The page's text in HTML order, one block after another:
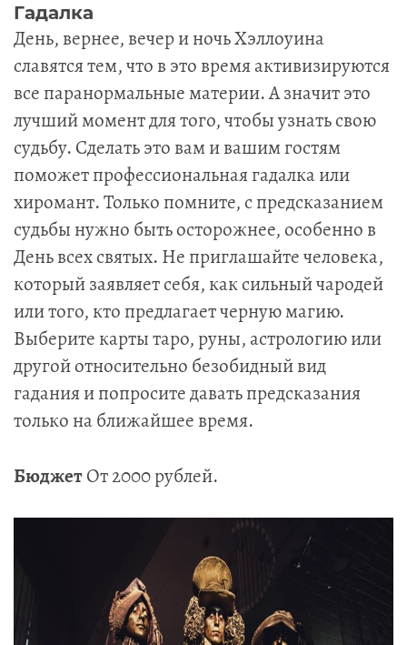
Гадалка
День, вернее, вечер и ночь Хэллоуина
славятся тем, что в это время активизируются
все паранормальные материи. А значит это
лучший момент для того, чтобы узнать свою
судьбу. Сделать это вам и вашим гостям
поможет профессиональная гадалка или
хиромант. Только помните, с предсказанием
судьбы нужно быть осторожнее, особенно в
День всех святых. Не приглашайте человека,
который заявляет себя, как сильный чародей
или того, кто предлагает черную магию.
Выберите карты таро, руны, астрологию или
другой относительно безобидный вид
гадания и попросите давать предсказания
только на ближайшее время.
БюджетОт 2000 рублей.